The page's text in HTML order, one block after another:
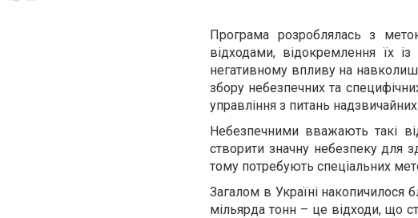
Програма розроблялась з
відходами, відокремлення їх із
негативному впливу на
збору небезпечних та
управління з питань
Небезпечними вважають такі
створити значну небезпеку для
тому потребують спеціальних
Загалом в Україні накопичилося
мільярда тонн – це відходи, що